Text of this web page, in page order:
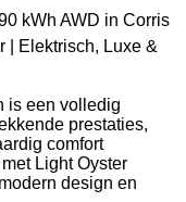
kWh AWD in Corris
| Elektrisch, Luxe &
is een volledig
prestaties,
comfort
Light Oyster
design en